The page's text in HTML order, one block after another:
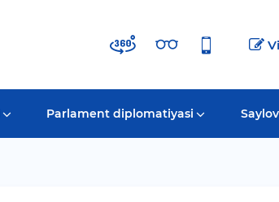
Parlament diplomatiyasi